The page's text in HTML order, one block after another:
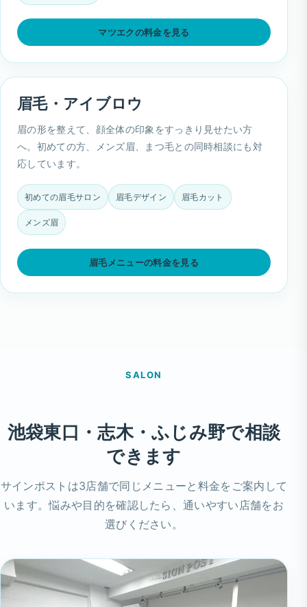
マツエクの料金を見る
眉毛・アイブロウ
眉の形を整えて、顔全体の印象をすっきり見せたい方
へ。初めての方、メンズ眉、まつ毛との同時相談にも対
応しています。
初めての眉毛サロン 眉毛デザイン 眉毛カット
メンズ眉
眉毛メニューの料金を見る
SALON
池袋東口・志木・ふじみ野で相談
できます
サインポストは3店舗で同じメニューと料金をご案内して
います。悩みや目的を確認したら、通いやすい店舗をお
選びください。